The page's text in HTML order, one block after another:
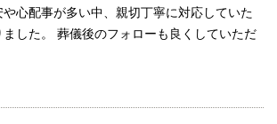
心配事が多い中、親切丁寧に対応していた
した。 葬儀後のフォローも良くしていただ